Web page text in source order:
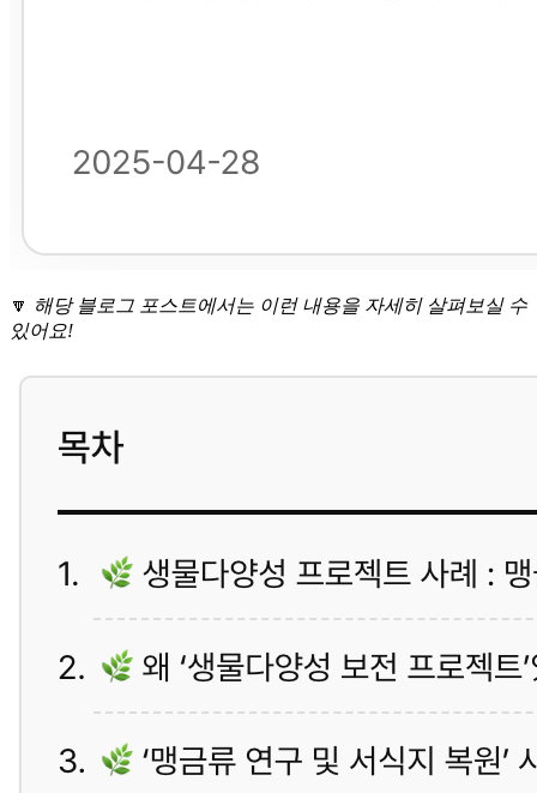
🔽 해당 블로그 포스트에서는 이런 내용을 자세히 살펴보실 수
있어요!